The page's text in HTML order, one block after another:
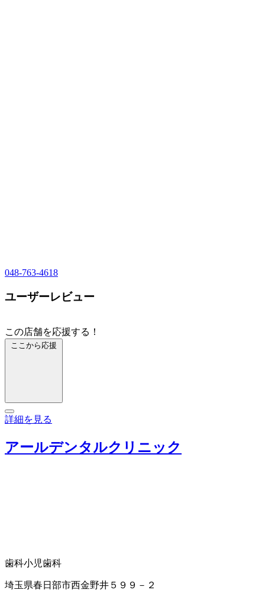
048-763-4618
ユーザーレビュー
この店舗を応援する！
ここから応援
詳細を見る
アールデンタルクリニック
歯科小児歯科
埼玉県春日部市西金野井５９９－２